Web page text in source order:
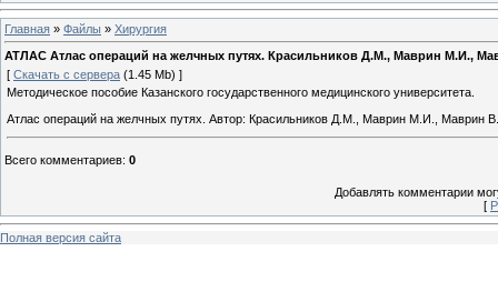
Главная » Файлы » Хирургия
АТЛАС Атлас операций на желчных путях. Красильников Д.М., Маврин М.И.,
[ Скачать с сервера (1.45 Mb) ]
Методическое пособие Казанского государственного медицинского университета.
Атлас операций на желчных путях. Автор: Красильников Д.М., Маврин М.И., Маврин
Всего комментариев: 0
Добавлять комментарии
[
Полная версия сайта